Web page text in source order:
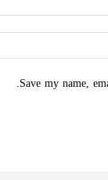
Save my name,